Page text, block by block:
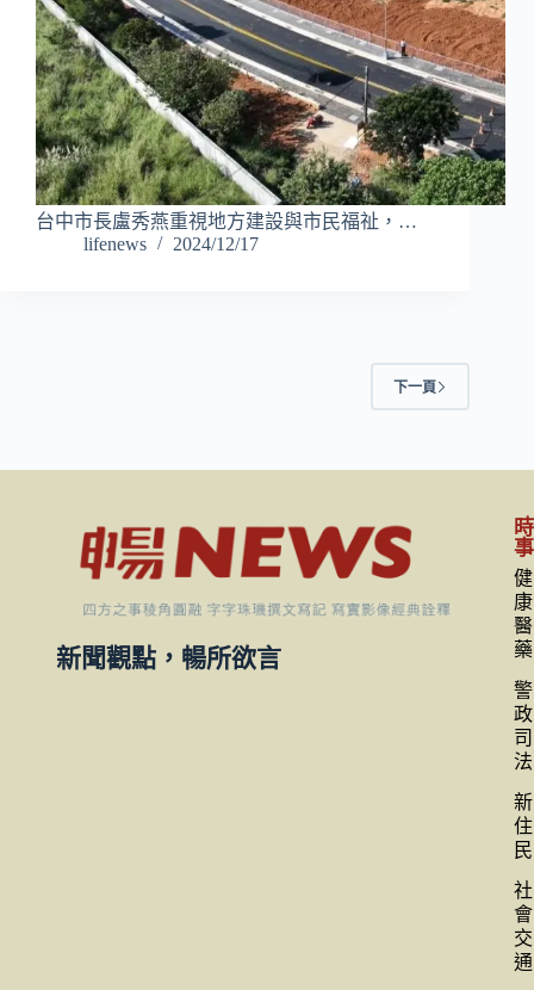
台中市長盧秀燕重視地方建設與市民福祉，…
lifenews
2024/12/17
下一頁
新聞觀點，暢所欲言
時
事
健
康
醫
藥
警
政
司
法
新
住
民
社
會
交
通